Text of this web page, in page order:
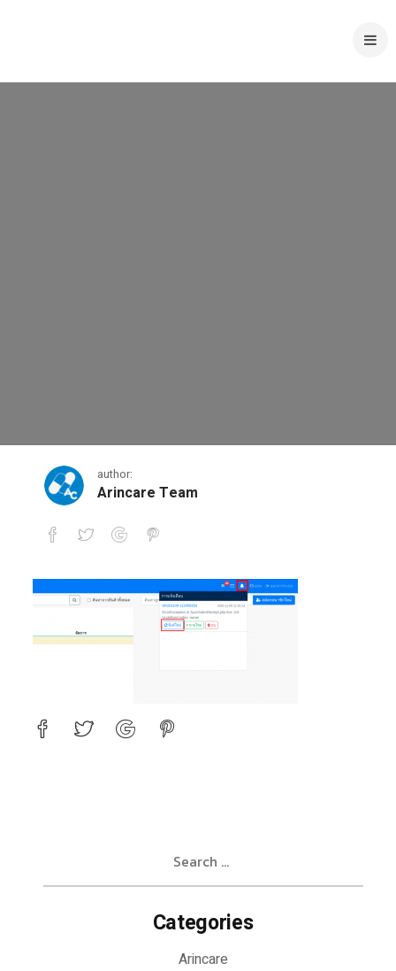
tempsnip-1
author:
Arincare Team
tempsnip-1
Categories
Arincare